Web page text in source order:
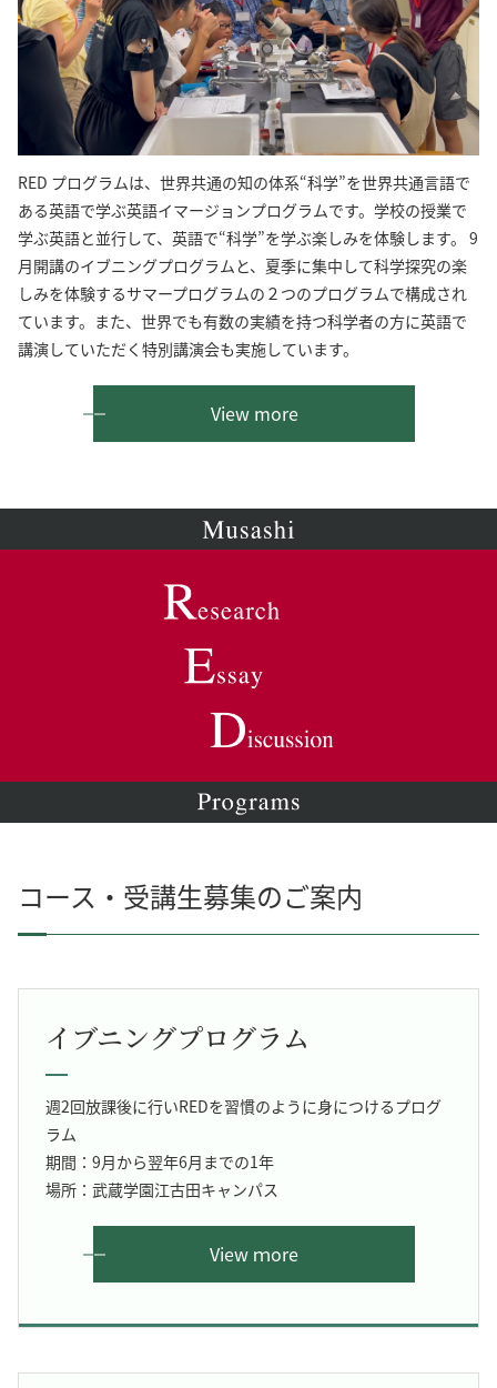
RED プログラムは、世界共通の知の体系“科学”を世界共通言語で
ある英語で学ぶ英語イマージョンプログラムです。学校の授業で
学ぶ英語と並行して、英語で“科学”を学ぶ楽しみを体験します。 9
月開講のイブニングプログラムと、夏季に集中して科学探究の楽
しみを体験するサマープログラムの２つのプログラムで構成され
ています。また、世界でも有数の実績を持つ科学者の方に英語で
講演していただく特別講演会も実施しています。
View more
コース・受講生募集のご案内
イブニングプログラム
週2回放課後に行いREDを習慣のように身につけるプログ
ラム
期間：9月から翌年6月までの1年
場所：武蔵学園江古田キャンパス
View ｍore